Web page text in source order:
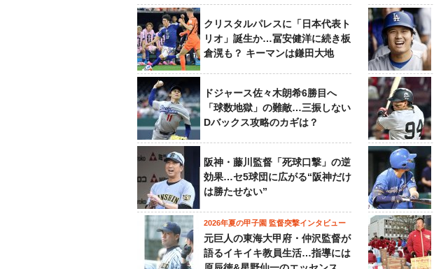
クリスタルパレスに「日本代表ト
リオ」誕生か…冨安健洋に続き板
倉滉も？ キーマンは鎌田大地
ドジャース佐々木朗希6勝目へ
「球数地獄」の難敵…三振しない
Dバックス攻略のカギは？
阪神・藤川監督「死球口撃」の逆
効果…セ5球団に広がる“阪神だけ
は勝たせない”
2026年夏の甲子園 監督突撃インタビュー
元巨人の東海大甲府・仲沢監督が
語るイキイキ教員生活…指導には